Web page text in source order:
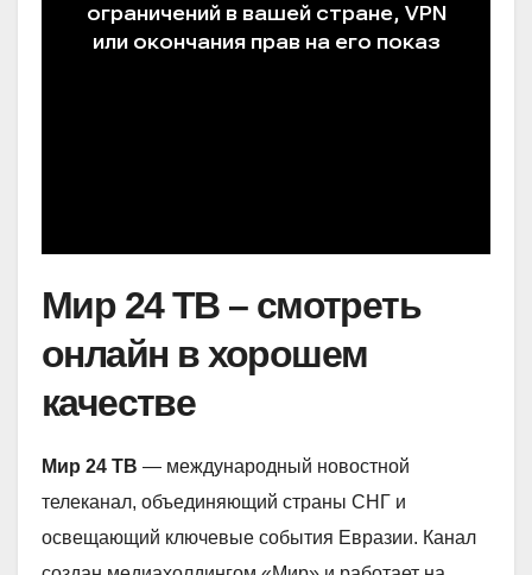
Мир 24 ТВ – смотреть
онлайн в хорошем
качестве
Мир 24 ТВ — международный новостной
телеканал, объединяющий страны СНГ и
освещающий ключевые события Евразии. Канал